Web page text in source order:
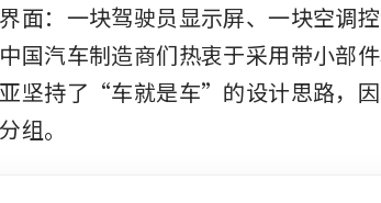
面：一块驾驶员显示屏、一块空调
国汽车制造商们热衷于采用带小部
坚持了“车就是车”的设计思路，
组。